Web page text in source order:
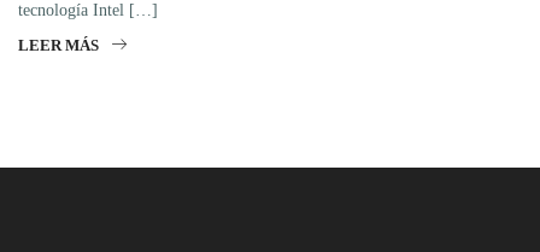
tecnología Intel […]
LEER MÁS